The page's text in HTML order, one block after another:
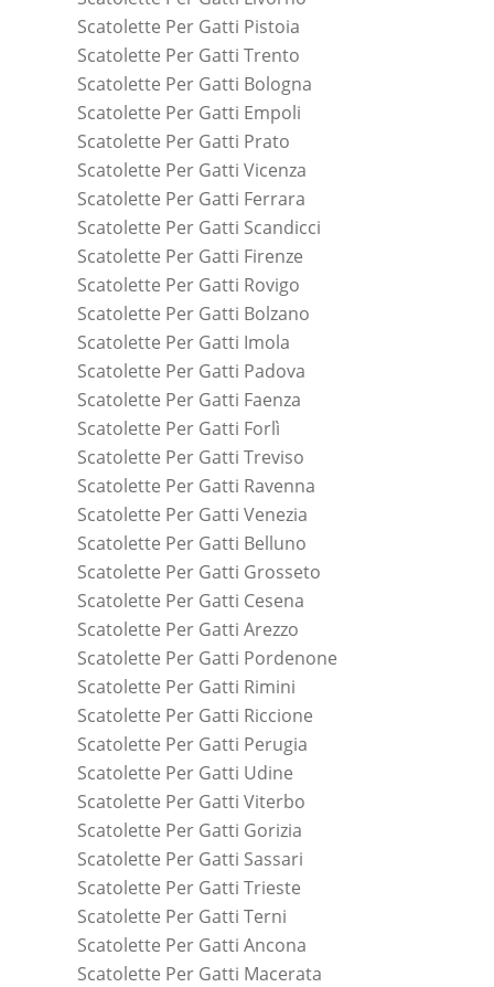
Scatolette Per Gatti Pistoia
Scatolette Per Gatti Trento
Scatolette Per Gatti Bologna
Scatolette Per Gatti Empoli
Scatolette Per Gatti Prato
Scatolette Per Gatti Vicenza
Scatolette Per Gatti Ferrara
Scatolette Per Gatti Scandicci
Scatolette Per Gatti Firenze
Scatolette Per Gatti Rovigo
Scatolette Per Gatti Bolzano
Scatolette Per Gatti Imola
Scatolette Per Gatti Padova
Scatolette Per Gatti Faenza
Scatolette Per Gatti Forlì
Scatolette Per Gatti Treviso
Scatolette Per Gatti Ravenna
Scatolette Per Gatti Venezia
Scatolette Per Gatti Belluno
Scatolette Per Gatti Grosseto
Scatolette Per Gatti Cesena
Scatolette Per Gatti Arezzo
Scatolette Per Gatti Pordenone
Scatolette Per Gatti Rimini
Scatolette Per Gatti Riccione
Scatolette Per Gatti Perugia
Scatolette Per Gatti Udine
Scatolette Per Gatti Viterbo
Scatolette Per Gatti Gorizia
Scatolette Per Gatti Sassari
Scatolette Per Gatti Trieste
Scatolette Per Gatti Terni
Scatolette Per Gatti Ancona
Scatolette Per Gatti Macerata